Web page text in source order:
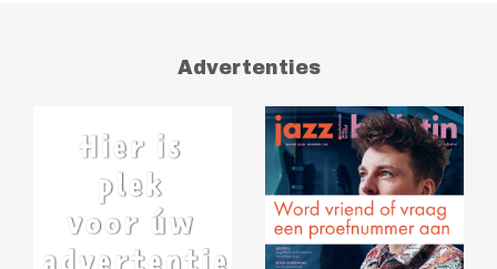
Advertenties